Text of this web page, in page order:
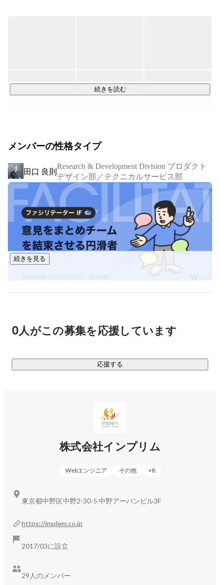
高い適合性と、フルスクラッチ開発では得られない圧倒的な
DX推進に寄与することを目指しています。
体、金融機関といった重要業務を担う組織において広く導入
ジネスモデルを安定的に展開できる基盤を築いています。
＼ ●○ Pleasanter 10th ANNIVERSARY ○●／
この10年の歩みは、多くの皆さまに支えられながら、共に成
長してきました。
今後も技術と信頼を礎に、新たな価値を創造し続けます。
次の未来をつくる一歩を、ともに歩みませんか。
https://implem.co.jp
続きを読む
メンバーの性格タイプ
田口 良則
Research & Development Division プロダクト
デザイン部／テクニカルサービス部
続きを見る
0人がこの募集を応援しています
応援する
株式会社インプリム
Webエンジニア その他 +8
https://implem.co.jp
2017/03に設立
29人のメンバー
東京都中野区中野2-30-5 中野アーバンビル3F